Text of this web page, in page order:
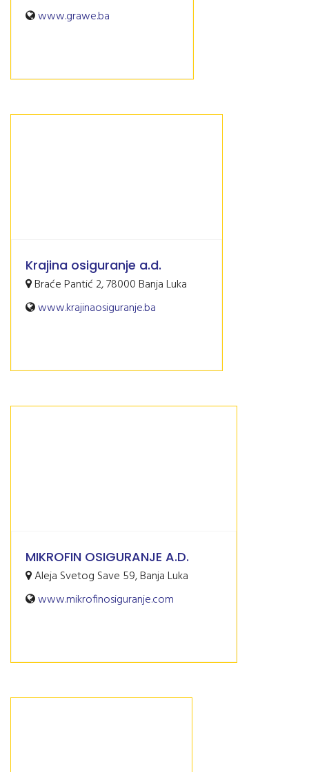
www.grawe.ba
Krajina osiguranje a.d.
Braće Pantić 2, 78000 Banja Luka
www.krajinaosiguranje.ba
MIKROFIN OSIGURANJE A.D.
Aleja Svetog Save 59, Banja Luka
www.mikrofinosiguranje.com